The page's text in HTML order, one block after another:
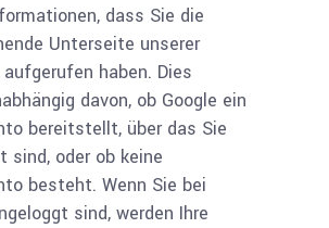
dass Sie die
Unterseite unserer
haben. Dies
davon, ob Google ein
bereitstellt, über das Sie
sind, oder ob keine
besteht. Wenn Sie bei
sind, werden Ihre